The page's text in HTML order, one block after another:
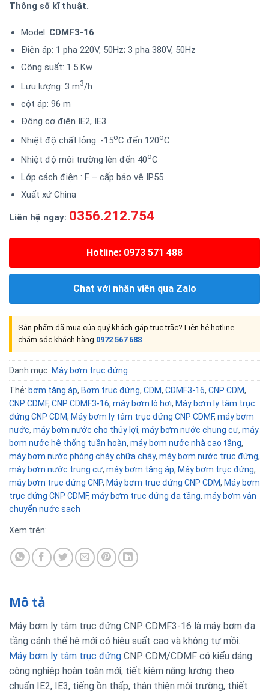
Thông số kĩ thuật.
Model: CDMF3-16
Điện áp: 1 pha 220V, 50Hz; 3 pha 380V, 50Hz
Công suất: 1.5 Kw
Lưu lượng: 3 m3/h
cột áp: 96 m
Động cơ điện IE2, IE3
Nhiệt độ chất lỏng: -15oC đến 120oC
Nhiệt độ môi trường lên đến 40oC
Lớp cách điện : F – cấp bảo vệ IP55
Xuất xứ China
Liên hệ ngay: 0356.212.754
Hotline: 0973 571 488
Chat với nhân viên qua Zalo
Sản phẩm đã mua của quý khách gặp trục trặc? Liên hệ hotline
chăm sóc khách hàng 0972 567 688
Danh mục: Máy bơm trục đứng
Thẻ: bơm tăng áp, Bơm trục đứng, CDM, CDMF3-16, CNP CDM,
CNP CDMF, CNP CDMF3-16, máy bơm lò hơi, Máy bơm ly tâm trục
đứng CNP CDM, Máy bơm ly tâm trục đứng CNP CDMF, máy bơm
nước, máy bơm nước cho thủy lợi, máy bơm nước chung cư, máy
bơm nước hệ thống tuần hoàn, máy bơm nước nhà cao tầng,
máy bơm nước phòng cháy chữa cháy, máy bơm nước trục đứng,
máy bơm nước trung cư, máy bơm tăng áp, Máy bơm trục đứng,
máy bơm trục đứng CNP, Máy bơm trục đứng CNP CDM, Máy bơm
trục đứng CNP CDMF, máy bơm trục đứng đa tầng, máy bơm vận
chuyển nước sạch
Xem trên:
Mô tả
Máy bơm ly tâm trục đứng CNP CDMF3-16 là máy bơm đa
tầng cánh thế hệ mới có hiệu suất cao và không tự mồi.
Máy bơm ly tâm trục đứng CNP CDM/CDMF có kiểu dáng
công nghiệp hoàn toàn mới, tiết kiệm năng lượng theo
chuẩn IE2, IE3, tiếng ồn thấp, thân thiện môi trường, thiết